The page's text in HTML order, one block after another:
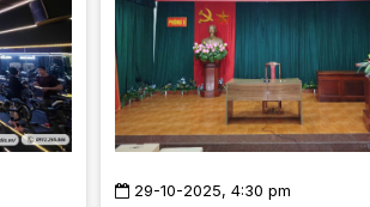
29-10-2025, 4:30 pm